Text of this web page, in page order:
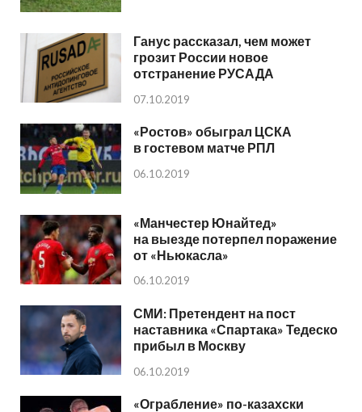
Ганус рассказал, чем может
грозит России новое
отстранение РУСАДА
07.10.2019
«Ростов» обыграл ЦСКА
в гостевом матче РПЛ
06.10.2019
«Манчестер Юнайтед»
на выезде потерпел поражение
от «Ньюкасла»
06.10.2019
СМИ: Претендент на пост
наставника «Спартака» Тедеско
прибыл в Москву
06.10.2019
«Ограбление» по-казахски